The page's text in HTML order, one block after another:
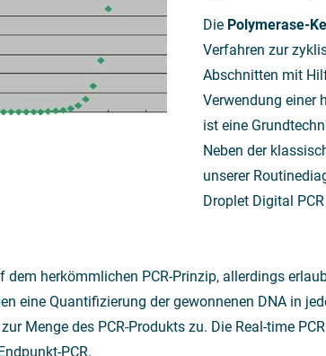
Die Polymerase-
Verfahren zur
Abschnitten mit
Verwendung einer
ist eine
Neben der
unserer
Droplet Digital
dem herkömmlichen PCR-Prinzip, allerdings
eine Quantifizierung der gewonnenen DNA in
Menge des PCR-Produkts zu. Die Real-time
PCR.